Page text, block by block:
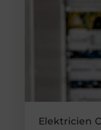
Elektricien